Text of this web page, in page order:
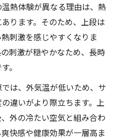
熱体験が異なる理由は、熱
ります。そのため、上段は
刺激を感じやすくなりま
刺激が穏やかなため、長時
。
は、外気温が低いため、サ
違いがより際立ちます。上
外の冷たい空気と組み合わ
快感や健康効果が一層高ま